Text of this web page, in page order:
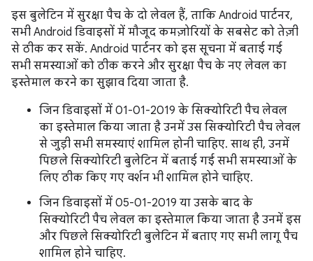
इस बुलेटिन में सुरक्षा पैच के दो लेवल हैं, ताकि Android पार्टनर,
सभी Android डिवाइसों में मौजूद कमज़ोरियों के सबसेट को तेज़ी
से ठीक कर सकें. Android पार्टनर को इस सूचना में बताई गई
सभी समस्याओं को ठीक करने और सुरक्षा पैच के नए लेवल का
इस्तेमाल करने का सुझाव दिया जाता है.
जिन डिवाइसों में 01-01-2019 के सिक्योरिटी पैच लेवल
का इस्तेमाल किया जाता है उनमें उस सिक्योरिटी पैच लेवल
से जुड़ी सभी समस्याएं शामिल होनी चाहिए. साथ ही, उनमें
पिछले सिक्योरिटी बुलेटिन में बताई गई सभी समस्याओं के
लिए ठीक किए गए वर्शन भी शामिल होने चाहिए.
जिन डिवाइसों में 05-01-2019 या उसके बाद के
सिक्योरिटी पैच लेवल का इस्तेमाल किया जाता है उनमें इस
और पिछले सिक्योरिटी बुलेटिन में बताए गए सभी लागू पैच
शामिल होने चाहिए.